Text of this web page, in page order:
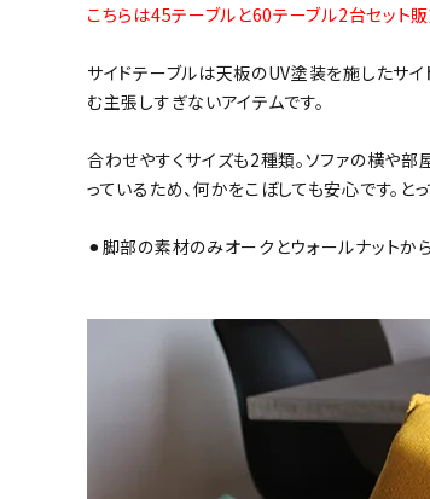
こちらは45テーブルと60テーブル2台セット
サイドテーブルは天板のUV塗装を施したサ
む主張しすぎないアイテムです。
合わせやすくサイズも2種類。ソファの横や
っているため、何かをこぼしても安心です。と
⚫︎脚部の素材のみオークとウォールナットか